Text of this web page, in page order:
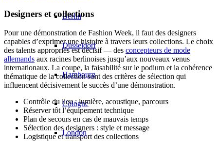
Berlin
Düsseldorf
Hambourg
Cologne
London
Designers et collections
Pour une démonstration de Fashion Week, il faut des designers
capables d’exprimer une histoire à travers leurs collections. Le choix
des talents appropriés est décisif — des concepteurs de mode
allemands aux racines berlinoises jusqu’aux nouveaux venus
internationaux. La coupe, la faisabilité sur le podium et la cohérence
thématique de la collection sont des critères de sélection qui
influencent décisivement le succès d’une démonstration.
Contrôle du lieu : lumière, acoustique, parcours
Réserver tôt l’équipement technique
Plan de secours en cas de mauvais temps
Sélection des designers : style et message
Logistique et transport des collections